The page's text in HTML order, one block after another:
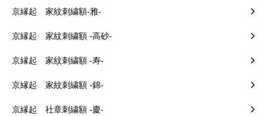
京縁起 家紋刺繍額-雅-
京縁起 家紋刺繍額 -高砂-
京縁起 家紋刺繍額 -寿-
京縁起 家紋刺繍額 -錦-
京縁起 社章刺繍額 -慶-